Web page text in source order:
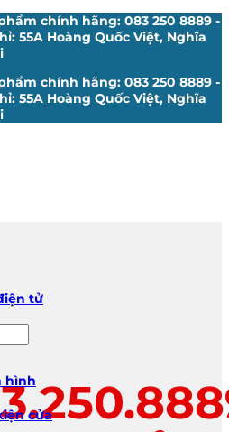
chính hãng: 083 250 8889 -
55A Hoàng Quốc Việt, Nghĩa
chính hãng: 083 250 8889 -
55A Hoàng Quốc Việt, Nghĩa
tử
hình
cửa